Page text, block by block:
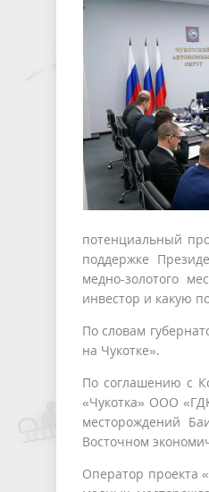
потенциальный
поддержке
медно-золотого
инвестор и какую
По словам
на Чукотке».
По соглашению с
«Чукотка» ООО
месторождений
Восточном
Оператор проекта